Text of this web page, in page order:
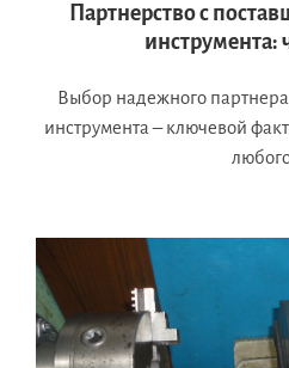
Партнерство с
инструмента:
Выбор надежного партнера
инструмента – ключевой